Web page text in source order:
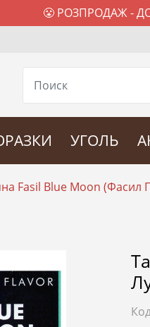
😤 РОЗПРОДАЖ -
УГОЛЬ
Fasil Blue Moon (Фасил